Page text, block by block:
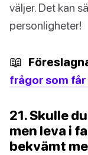
väljer. Det kan
personligheter!
📖
frågor som
21. Skulle
men leva i
bekvämt